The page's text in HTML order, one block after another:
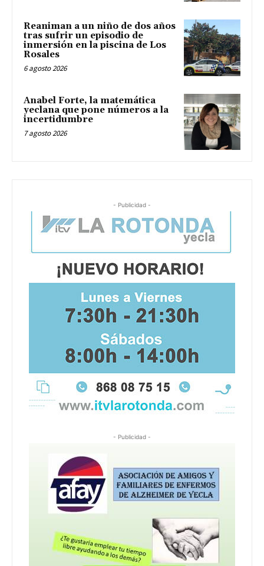
Reaniman a un niño de dos años
tras sufrir un episodio de
inmersión en la piscina de Los
Rosales
6 agosto 2026
Anabel Forte, la matemática
yeclana que pone números a la
incertidumbre
7 agosto 2026
- Publicidad -
- Publicidad -